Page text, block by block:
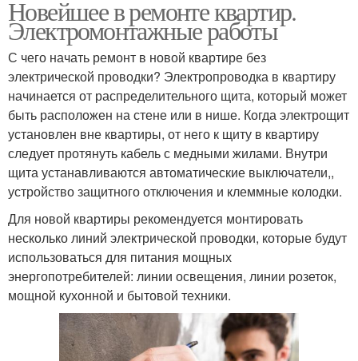
Новейшее в ремонте квартир.
Электромонтажные работы
С чего начать ремонт в новой квартире без
электрической проводки? Электропроводка в квартиру
начинается от распределительного щита, который может
быть расположен на стене или в нише. Когда электрощит
установлен вне квартиры, от него к щиту в квартиру
следует протянуть кабель с медными жилами. Внутри
щита устанавливаются автоматические выключатели,,
устройство защитного отключения и клеммные колодки.
Для новой квартиры рекомендуется монтировать
несколько линий электрической проводки, которые будут
использоваться для питания мощных
энергопотребителей: линии освещения, линии розеток,
мощной кухонной и бытовой техники.